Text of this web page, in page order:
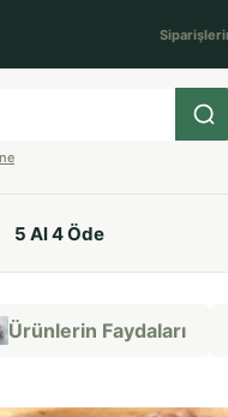
5 Al 4 Öde
Ürünlerin Faydaları